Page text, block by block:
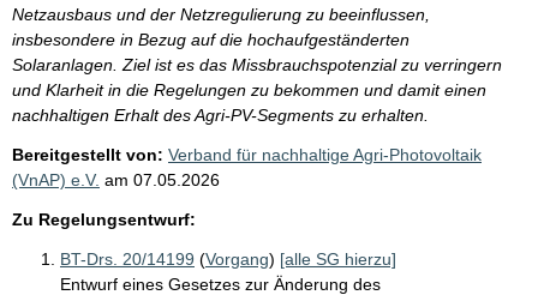
Netzausbaus und der Netzregulierung zu beeinflussen,
insbesondere in Bezug auf die hochaufgeständerten
Solaranlagen. Ziel ist es das Missbrauchspotenzial zu verringern
und Klarheit in die Regelungen zu bekommen und damit einen
nachhaltigen Erhalt des Agri-PV-Segments zu erhalten.
Bereitgestellt von: Verband für nachhaltige Agri-Photovoltaik
(VnAP) e.V. am 07.05.2026
Zu Regelungsentwurf:
BT-Drs. 20/14199 (Vorgang) [alle SG hierzu]
Entwurf eines Gesetzes zur Änderung des